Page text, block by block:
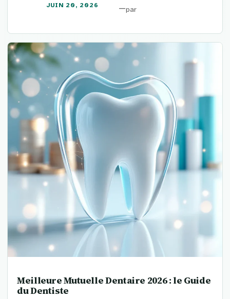
JUIN 20, 2026 —par
Meilleure Mutuelle Dentaire 2026 : le Guide
du Dentiste